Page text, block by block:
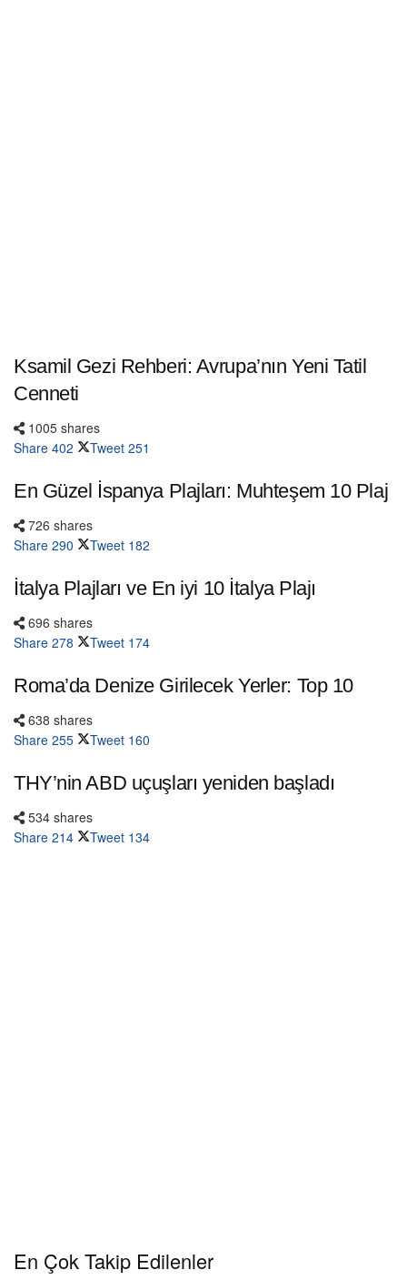
Ksamil Gezi Rehberi: Avrupa’nın Yeni Tatil
Cenneti
1005 shares
Share 402 Tweet 251
En Güzel İspanya Plajları: Muhteşem 10 Plaj
726 shares
Share 290 Tweet 182
İtalya Plajları ve En iyi 10 İtalya Plajı
696 shares
Share 278 Tweet 174
Roma’da Denize Girilecek Yerler: Top 10
638 shares
Share 255 Tweet 160
THY’nin ABD uçuşları yeniden başladı
534 shares
Share 214 Tweet 134
En Çok Takip Edilenler